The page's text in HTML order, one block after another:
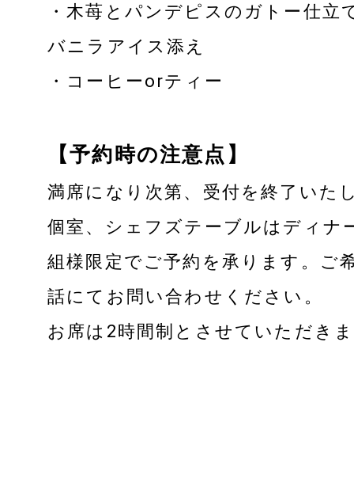
・木苺とパンデピスのガトー仕立
バニラアイス添え
・コーヒーorティー
【予約時の注意点】
満席になり次第、受付を終了いた
個室、シェフズテーブルはディナ
組様限定でご予約を承ります。ご
話にてお問い合わせください。
お席は2時間制とさせていただき